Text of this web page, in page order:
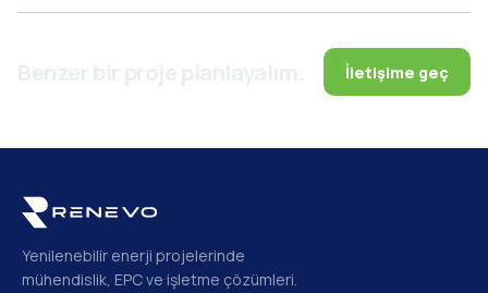
İletişime geç
Yenilenebilir enerji projelerinde
mühendislik, EPC ve işletme çözümleri.